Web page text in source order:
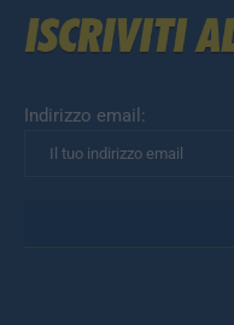
Indirizzo email: